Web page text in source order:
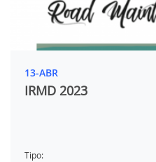
13-ABR
IRMD 2023
Tipo: